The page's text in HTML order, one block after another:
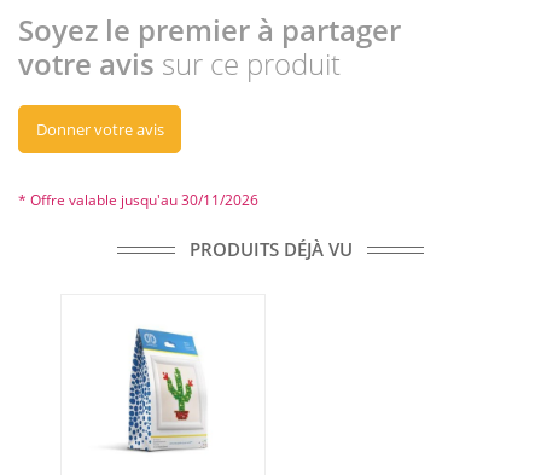
Soyez le premier à partager
votre avis sur ce produit
Donner votre avis
* Offre valable jusqu'au 30/11/2026
PRODUITS DÉJÀ VU